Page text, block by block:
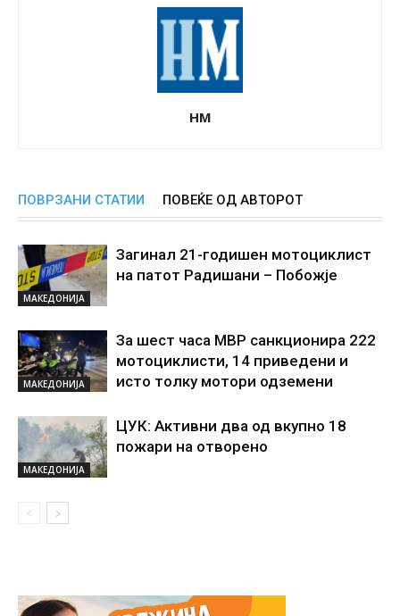
НМ
ПОВРЗАНИ СТАТИИ ПОВЕЌЕ ОД АВТОРОТ
МАКЕДОНИЈА
Загинал 21-годишен мотоциклист
на патот Радишани – Побожје
МАКЕДОНИЈА
За шест часа МВР санкционира 222
мотоциклисти, 14 приведени и
исто толку мотори одземени
МАКЕДОНИЈА
ЦУК: Активни два од вкупно 18
пожари на отворено